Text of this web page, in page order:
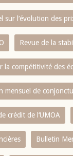
sur l‘évolution des
Revue de la
la compétitivité des
mensuel de
crédit de l‘UMOA
Bulletin